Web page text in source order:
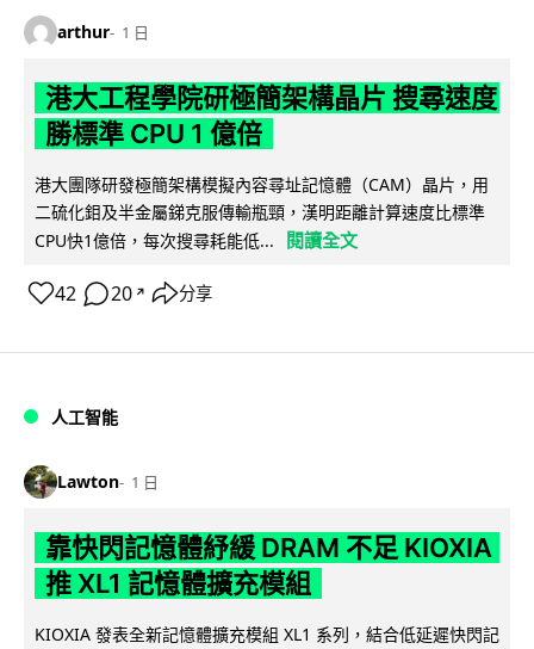
arthur 1 日
港大工程學院研極簡架構晶片 搜尋速度
勝標準 CPU 1 億倍
港大團隊研發極簡架構模擬內容尋址記憶體（CAM）晶片，用
二硫化鉬及半金屬銻克服傳輸瓶頸，漢明距離計算速度比標準
CPU快1億倍，每次搜尋耗能低...
閱讀全文
42 20 ↗ 分享
人工智能
Lawton 1 日
靠快閃記憶體紓緩 DRAM 不足 KIOXIA
推 XL1 記憶體擴充模組
KIOXIA 發表全新記憶體擴充模組 XL1 系列，結合低延遲快閃記